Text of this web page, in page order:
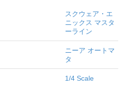
スクウェア・エ
ニックス マスタ
ーライン
ニーア オートマ
タ
1/4 Scale